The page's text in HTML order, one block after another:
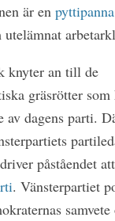
är en
knyter an till de
gräsrötter
av dagens parti.
påståendet
. Vänsterpartiet